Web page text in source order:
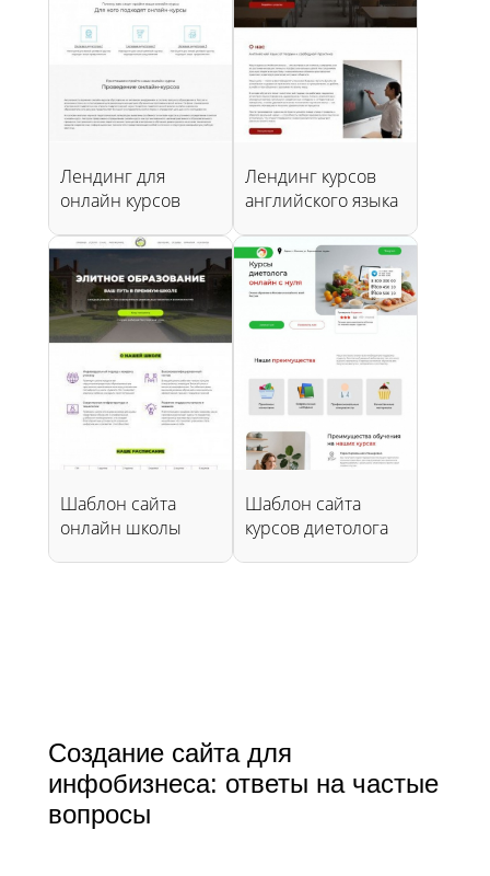
Лендинг для
онлайн курсов
Лендинг курсов
английского языка
Шаблон сайта
онлайн школы
Шаблон сайта
курсов диетолога
Создание сайта для
инфобизнеса: ответы на частые
вопросы​​​​​​​